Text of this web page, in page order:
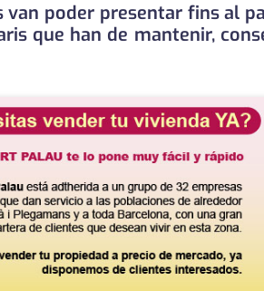
van poder presentar fins al
que han de mantenir,